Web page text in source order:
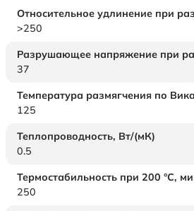
Относительное удлинение при
>250
Разрушающее напряжение при
37
Температура размягчения по
125
Теплопроводность, Вт/(мК)
0.5
Термостабильность при 200 °С,
250